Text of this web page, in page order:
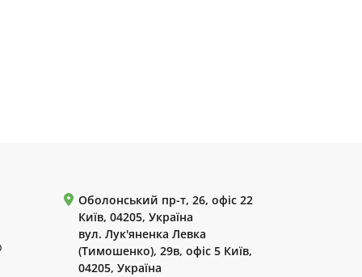
Оболонський пр-т, 26, офіс 22
Київ, 04205, Україна
вул. Лук'яненка Левка
(Тимошенко), 29в, офіс 5 Київ,
04205, Україна